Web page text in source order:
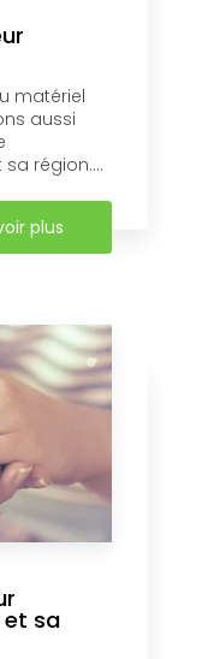
matériel
aussi
région....
plus
et sa